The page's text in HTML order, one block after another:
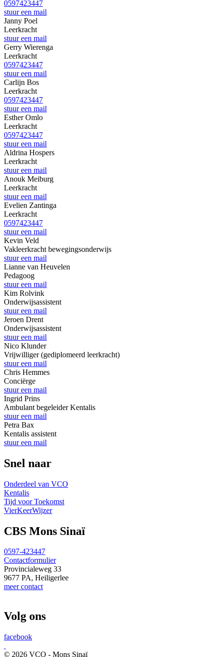
0597423447
stuur een mail
Janny Poel
Leerkracht
stuur een mail
Gerry Wierenga
Leerkracht
0597423447
stuur een mail
Carlijn Bos
Leerkracht
0597423447
stuur een mail
Esther Omlo
Leerkracht
0597423447
stuur een mail
Aldrina Hospers
Leerkracht
stuur een mail
Anouk Meiburg
Leerkracht
stuur een mail
Evelien Zantinga
Leerkracht
0597423447
stuur een mail
Kevin Veld
Vakleerkracht bewegingsonderwijs
stuur een mail
Lianne van Heuvelen
Pedagoog
stuur een mail
Kim Rolvink
Onderwijsassistent
stuur een mail
Jeroen Drent
Onderwijsassistent
stuur een mail
Nico Klunder
Vrijwilliger (gediplomeerd leerkracht)
stuur een mail
Chris Hemmes
Conciërge
stuur een mail
Ingrid Prins
Ambulant begeleider Kentalis
stuur een mail
Petra Bax
Kentalis assistent
stuur een mail
Snel naar
Onderdeel van VCO
Kentalis
Tijd voor Toekomst
VierKeerWijzer
CBS Mons Sinaï
0597-423447
Contactformulier
Provincialeweg 33
9677 PA, Heiligerlee
meer contact
Volg ons
facebook
© 2026 VCO - Mons Sinaï